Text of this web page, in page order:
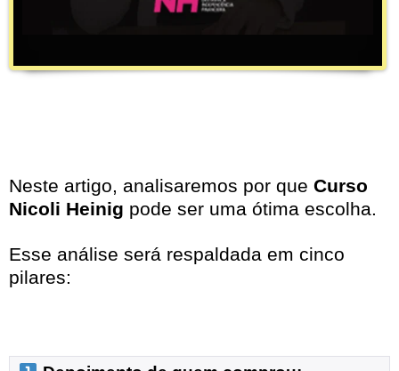
Neste artigo, analisaremos por que Curso
Nicoli Heinig pode ser uma ótima escolha.
Esse análise será respaldada em cinco
pilares: